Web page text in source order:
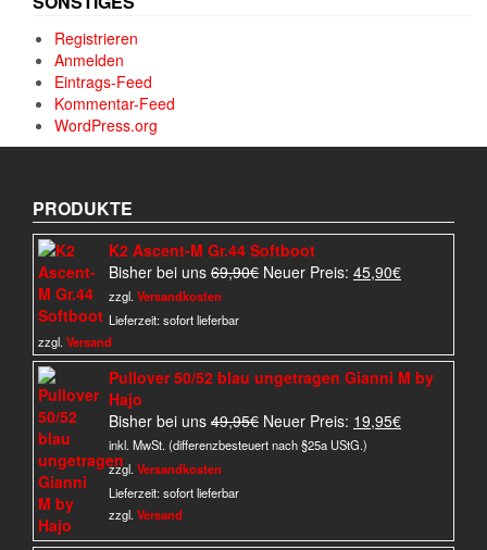
Registrieren
Anmelden
Eintrags-Feed
Kommentar-Feed
WordPress.org
PRODUKTE
K2 Ascent-M Gr.44 Softboot
Bisher bei uns 69,90€ Ursprünglicher
Neuer Preis: 45,90€Aktueller
zzgl. Versandkosten
Lieferzeit:sofort lieferbar
zzgl. Versand
Pullover 50/52 blau ungetragen Gianni M by
Hajo
Bisher bei uns 49,95€ Ursprünglicher
Preis
Neuer Preis: 19,95€Aktueller
inkl. MwSt. (differenzbesteuert nach §25a UStG.)
zzgl. Versandkosten
Lieferzeit:sofort lieferbar
zzgl. Versand